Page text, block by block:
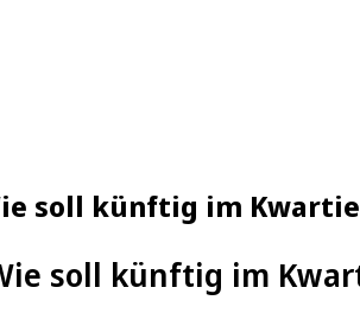
soll künftig im
soll künftig im